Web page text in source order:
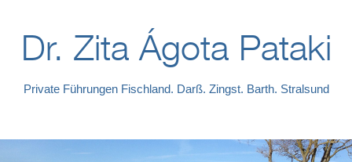
Dr. Zita Ágota Pataki
Private Führungen Fischland. Darß. Zingst. Barth. Stralsund